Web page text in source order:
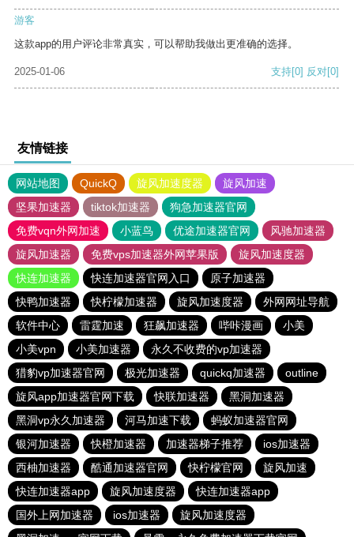
游客
这款app的用户评论非常真实，可以帮助我做出更准确的选择。
2025-01-06 支持[0] 反对[0]
友情链接
网站地图 QuickQ 旋风加速度器
旋风加速
坚果加速器
tiktok加速器
狗急加速器官网
免费vqn外网加速
小蓝鸟 优途加速器官网
风驰加速器
旋风加速器
免费vps加速器外网苹果版
旋风加速度器
快连加速器
快连加速器官网入口
原子加速器
快鸭加速器
快柠檬加速器 旋风加速度器
外网网址导航
软件中心
雷霆加速 狂飙加速器 哔咔漫画
小美
小美vpn
小美加速器
永久不收费的vp加速器
猎豹vp加速器官网
极光加速器 quickq加速器
outline
旋风app加速器官网下载
快联加速器
黑洞加速器
黑洞vp永久加速器
河马加速下载
蚂蚁加速器官网
银河加速器
快橙加速器 加速器梯子推荐
ios加速器
西柚加速器
酷通加速器官网 快柠檬官网
旋风加速
快连加速器app
旋风加速度器
快连加速器app
国外上网加速器
ios加速器
旋风加速度器